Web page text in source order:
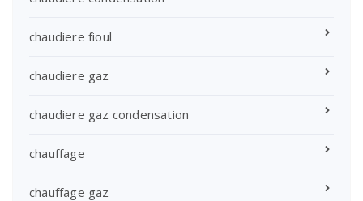
chaudiere fioul
chaudiere gaz
chaudiere gaz condensation
chauffage
chauffage gaz